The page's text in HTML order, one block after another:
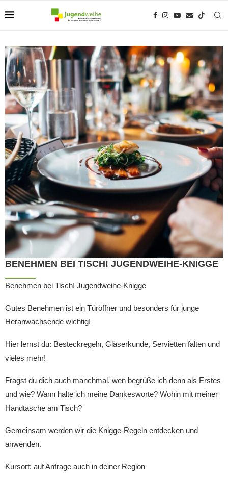
BENEHMEN BEI TISCH! JUGENDWEIHE-KNIGGE
Benehmen bei Tisch! Jugendweihe-Knigge
Gutes Benehmen ist ein Türöffner und besonders für junge
Heranwachsende wichtig!
Hier lernst du: Besteckregeln, Gläserkunde, Servietten falten und
vieles mehr!
Fragst du dich auch manchmal, wen begrüße ich denn als Erstes
und wie? Wann halte ich meine Dankesworte? Wohin mit meiner
Handtasche am Tisch?
Gemeinsam werden wir die Knigge-Regeln entdecken und
anwenden.
Kursort: auf Anfrage auch in deiner Region